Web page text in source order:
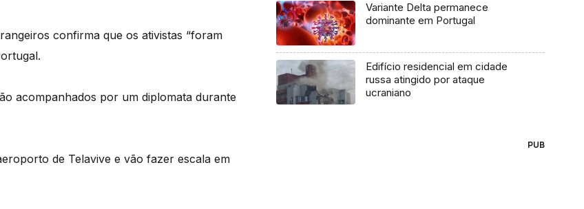
confirma que os ativistas “foram
acompanhados por um diplomata durante
de Telavive e vão fazer escala em
Variante Delta permanece
dominante em Portugal
Edifício residencial em cidade
russa atingido por ataque
ucraniano
PUB